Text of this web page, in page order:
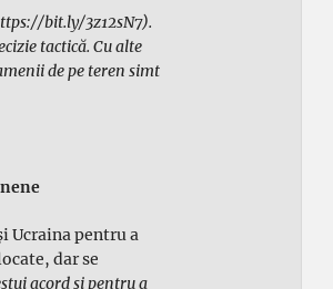
bit.ly/3z12sN7).
tactică. Cu alte
de pe teren simt
Ucraina pentru a
dar se
acord şi pentru a